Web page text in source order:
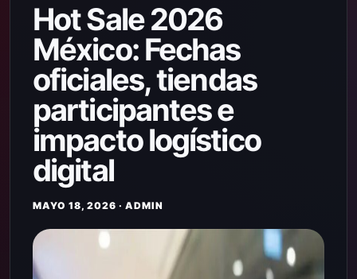
Hot Sale 2026
México: Fechas
oficiales, tiendas
participantes e
impacto logístico
digital
MAYO 18, 2026 · ADMIN